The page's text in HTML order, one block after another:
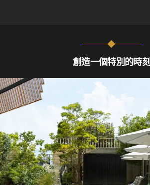
創造一個特別的時刻